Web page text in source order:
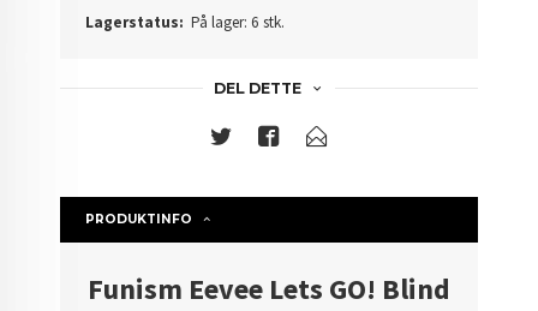
Lagerstatus: På lager: 6 stk.
DEL DETTE
PRODUKTINFO
Funism Eevee Lets GO! Blind